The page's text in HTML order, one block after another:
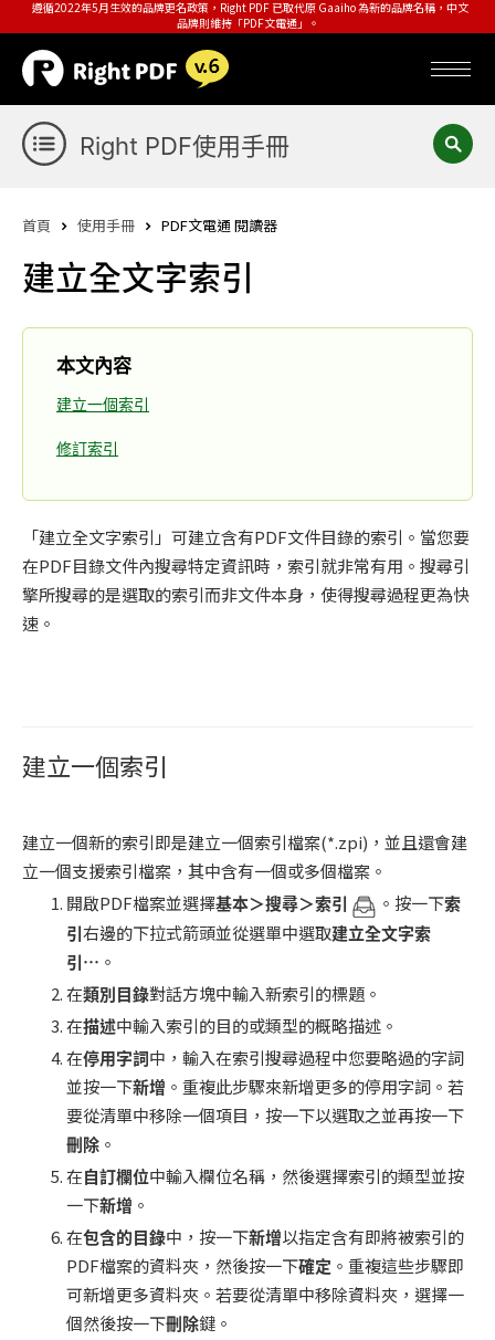
遵循2022年5月生效的品牌更名政策，Right PDF 已取代原 Gaaiho 為新的品牌名稱，中文
品牌則維持「PDF文電通」。
Right PDF使用手冊
首頁 使用手冊 PDF文電通 閱讀器
建立全文字索引
本文內容
建立一個索引
修訂索引
「建立全文字索引」可建立含有PDF文件目錄的索引。當您要
在PDF目錄文件內搜尋特定資訊時，索引就非常有用。搜尋引
擎所搜尋的是選取的索引而非文件本身，使得搜尋過程更為快
速。
建立一個索引
建立一個新的索引即是建立一個索引檔案(*.zpi)，並且還會建
立一個支援索引檔案，其中含有一個或多個檔案。
開啟PDF檔案並選擇基本＞搜尋＞索引 。按一下索
引右邊的下拉式箭頭並從選單中選取建立全文字索
引… 。
在類別目錄對話方塊中輸入新索引的標題。
在描述中輸入索引的目的或類型的概略描述。
在停用字詞中，輸入在索引搜尋過程中您要略過的字詞
並按一下新增 。重複此步驟來新增更多的停用字詞。若
要從清單中移除一個項目，按一下以選取之並再按一下
刪除 。
在自訂欄位中輸入欄位名稱，然後選擇索引的類型並按
一下新增 。
在包含的目錄中，按一下新增以指定含有即將被索引的
PDF檔案的資料夾，然後按一下確定 。重複這些步驟即
可新增更多資料夾。若要從清單中移除資料夾，選擇一
個然後按一下刪除鍵。